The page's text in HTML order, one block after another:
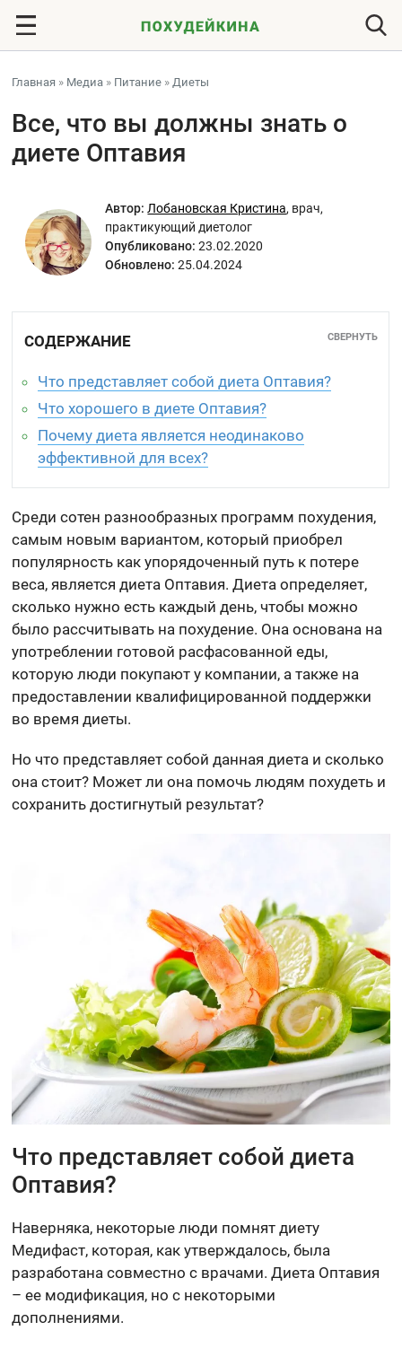
Главная » Медиа » Питание »Диеты
Все, что вы должны знать о
диете Оптавия
Автор: Лобановская Кристина, врач,
практикующий диетолог
Опубликовано: 23.02.2020
Обновлено: 25.04.2024
СОДЕРЖАНИЕ СВЕРНУТЬ
Что представляет собой диета Оптавия?
Что хорошего в диете Оптавия?
Почему диета является неодинаково
эффективной для всех?
Среди сотен разнообразных программ похудения,
самым новым вариантом, который приобрел
популярность как упорядоченный путь к потере
веса, является диета Оптавия. Диета определяет,
сколько нужно есть каждый день, чтобы можно
было рассчитывать на похудение. Она основана на
употреблении готовой расфасованной еды,
которую люди покупают у компании, а также на
предоставлении квалифицированной поддержки
во время диеты.
Но что представляет собой данная диета и сколько
она стоит? Может ли она помочь людям похудеть и
сохранить достигнутый результат?
Что представляет собой диета
Оптавия?
Наверняка, некоторые люди помнят диету
Медифаст, которая, как утверждалось, была
разработана совместно с врачами. Диета Оптавия
– ее модификация, но с некоторыми
дополнениями.